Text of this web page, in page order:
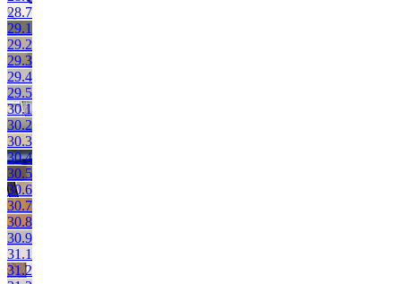
28.7
29.1
29.2
29.3
29.4
29.5
30.1
30.2
30.3
30.4
30.5
30.6
30.7
30.8
30.9
31.1
31.2